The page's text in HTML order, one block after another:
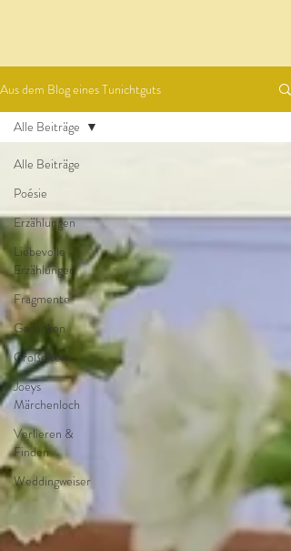
Aus dem Blog eines Tunichtguts
Alle Beiträge
Poésie
Erzählungen
Liebevolle
Erzählungen
Fragmente
Gedanken
Großeltern
Joeys
Märchenloch
Verlieren &
Finden
Weddingweiser
Alle Beiträge